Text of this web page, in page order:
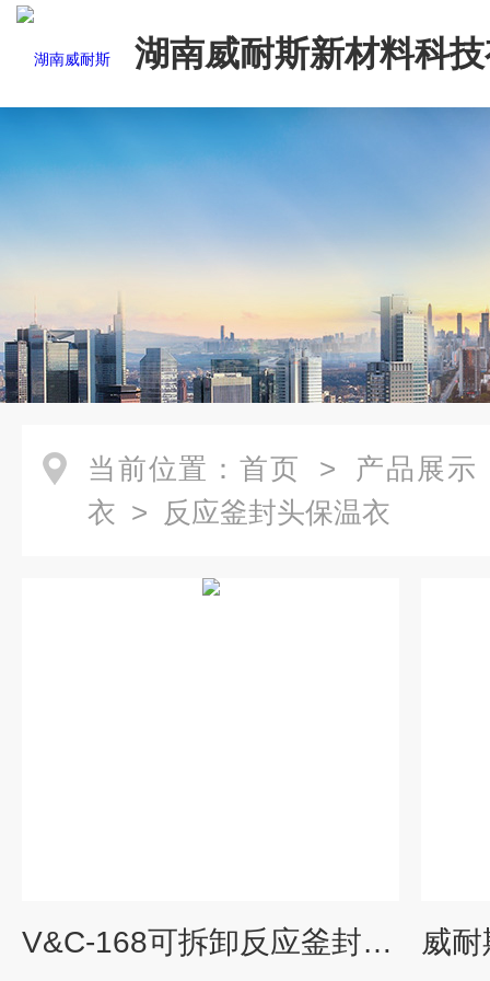
湖南威耐斯新材料科
司
当前位置： 首页 > 产品展示
衣 > 反应釜封头保温衣
V&C-168可拆卸反应釜封头保温套